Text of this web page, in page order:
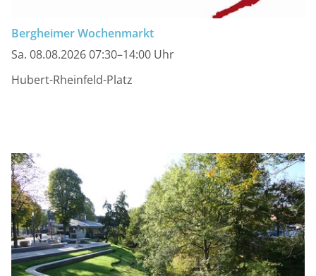
Bergheimer Wochenmarkt
Sa. 08.08.2026 07:30–14:00 Uhr
Hubert-Rheinfeld-Platz